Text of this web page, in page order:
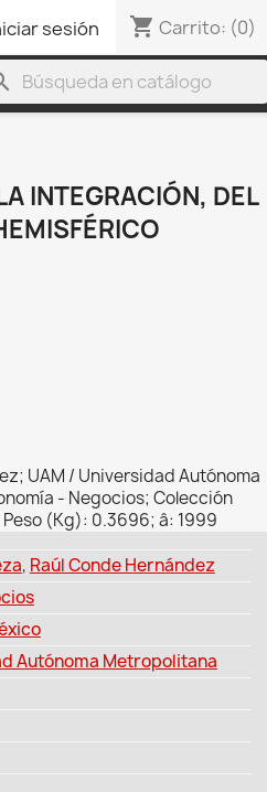
sesión shopping_cart Carrito: (0)
INTEGRACIÓN, DEL
UAM / Universidad Autónoma
- Negocios; Colección
Peso (Kg): 0.3696; â: 1999
, Raúl Conde Hernández
Autónoma Metropolitana